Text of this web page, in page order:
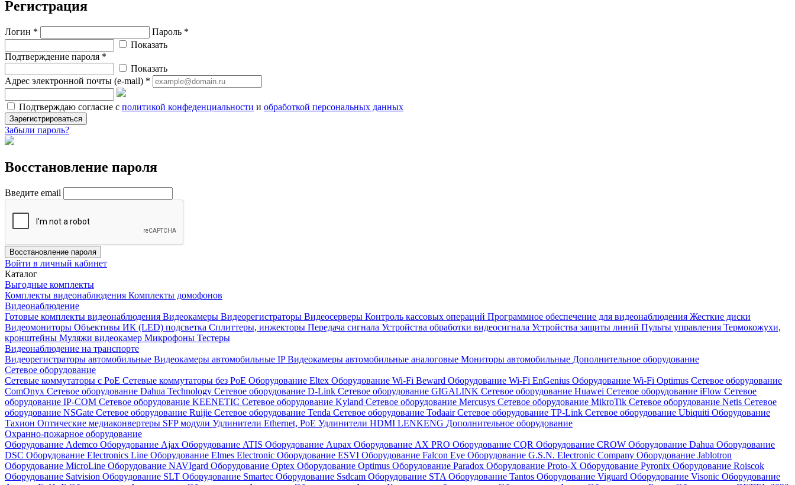
Регистрация
Логин *
Пароль *
Показать
Подтверждение пароля *
Показать
Адрес электронной почты (e-mail) *
Подтверждаю согласие с политикой конфеденциальности и обработкой персональных данных
Зарегистрироваться
Забыли пароль?
Восстановление пароля
Введите email
Восстановление пароля
Войти в личный кабинет
Каталог
Выгодные комплекты
Комплекты видеонаблюдения Комплекты домофонов
Видеонаблюдение
Готовые комплекты видеонаблюдения Видеокамеры Видеорегистраторы Видеосерверы Контроль кассовых операций Программное обеспечение для видеонаблюдения Жесткие диски
Видеомониторы Объективы ИК (LED) подсветка Сплиттеры, инжекторы Передача сигнала Устройства обработки видеосигнала Устройства защиты линий Пульты управления Термокожухи,
кронштейны Муляжи видеокамер Микрофоны Тестеры
Видеонаблюдение на транспорте
Видеорегистраторы автомобильные Видеокамеры автомобильные IPВидеокамеры автомобильные аналоговые Мониторы автомобильные Дополнительное оборудование
Сетевое оборудование
Сетевые коммутаторы с РоЕ Сетевые коммутаторы без РоЕ Оборудование Eltex Оборудование Wi-Fi Beward Оборудование Wi-Fi EnGenius Оборудование Wi-Fi Optimus Сетевое оборудование
ComOnyx Сетевое оборудование Dahua Technology Сетевое оборудование D-Link Сетевое оборудование GIGALINK Сетевое оборудование Huawei Сетевое оборудование iFlow Сетевое
оборудование IP-COM Сетевое оборудование KEENETIC Сетевое оборудование Kyland Сетевое оборудование Mercusys Сетевое оборудование MikroTik Сетевое оборудование Netis Сетевое
оборудование NSGate Сетевое оборудование Ruijie Сетевое оборудование Tenda Сетевое оборудование TodaairСетевое оборудование TP-Link Сетевое оборудование Ubiquiti Оборудование
Тахион Оптические медиаконвертеры SFP модули Удлинители Ethernet, PoE Удлинители HDMI LENKENG Дополнительное оборудование
Охранно-пожарное оборудование
Оборудование Ademco Оборудование Ajax Оборудование ATIS Оборудование Aupax Оборудование AX PRO Оборудование CQR Оборудование CROW Оборудование Dahua Оборудование
DSC Оборудование Electronics Line Оборудование Elmes Electronic Оборудование ESVI Оборудование Falcon Eye Оборудование G.S.N. Electronic Company Оборудование Jablotron
Оборудование MicroLine Оборудование NAVIgard Оборудование Optex Оборудование Optimus Оборудование Paradox Оборудование Proto-X Оборудование Pyronix Оборудование Roiscok
Оборудование Satvision Оборудование SLT Оборудование Smartec Оборудование Ssdcam Оборудование STA Оборудование Tantos Оборудование Viguard Оборудование Visonic Оборудование